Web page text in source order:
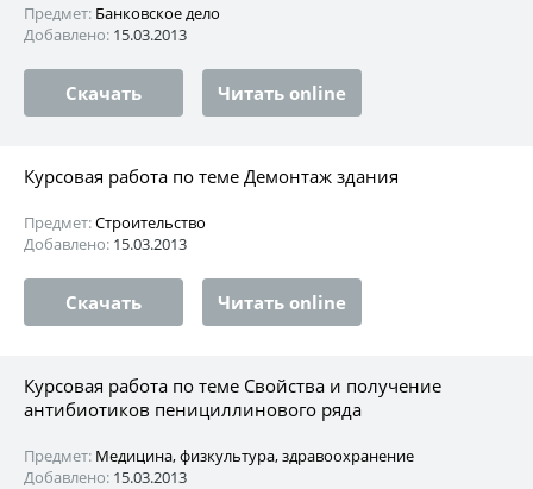
Предмет: Банковское дело
Добавлено: 15.03.2013
Скачать Читать online
Курсовая работа по теме Демонтаж здания
Предмет:Строительство
Добавлено: 15.03.2013
Скачать Читать online
Курсовая работа по теме Свойства и получение
антибиотиков пенициллинового ряда
Предмет: Медицина, физкультура, здравоохранение
Добавлено: 15.03.2013